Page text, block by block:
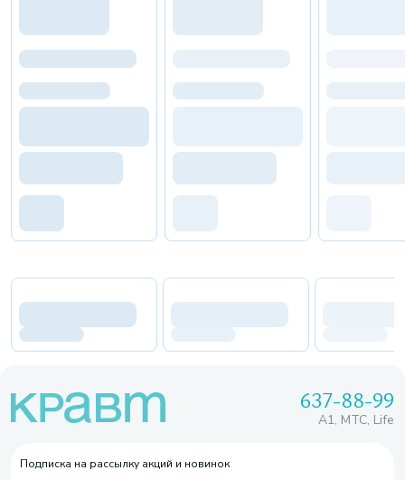
637-88-99
A1, МТС, Life
Подписка на рассылку акций и новинок